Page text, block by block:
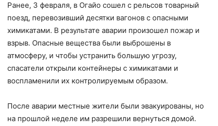
Ранее, 3 февраля, в Огайо сошел с рельсов товарный
поезд, перевозивший десятки вагонов с опасными
химикатами. В результате аварии произошел пожар и
взрыв. Опасные вещества были выброшены в
атмосферу, и чтобы устранить большую угрозу,
спасатели открыли контейнеры с химикатами и
воспламенили их контролируемым образом.
После аварии местные жители были эвакуированы, но
на прошлой неделе им разрешили вернуться домой.